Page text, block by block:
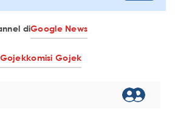
diGoogle News
Gojekkomisi Gojek